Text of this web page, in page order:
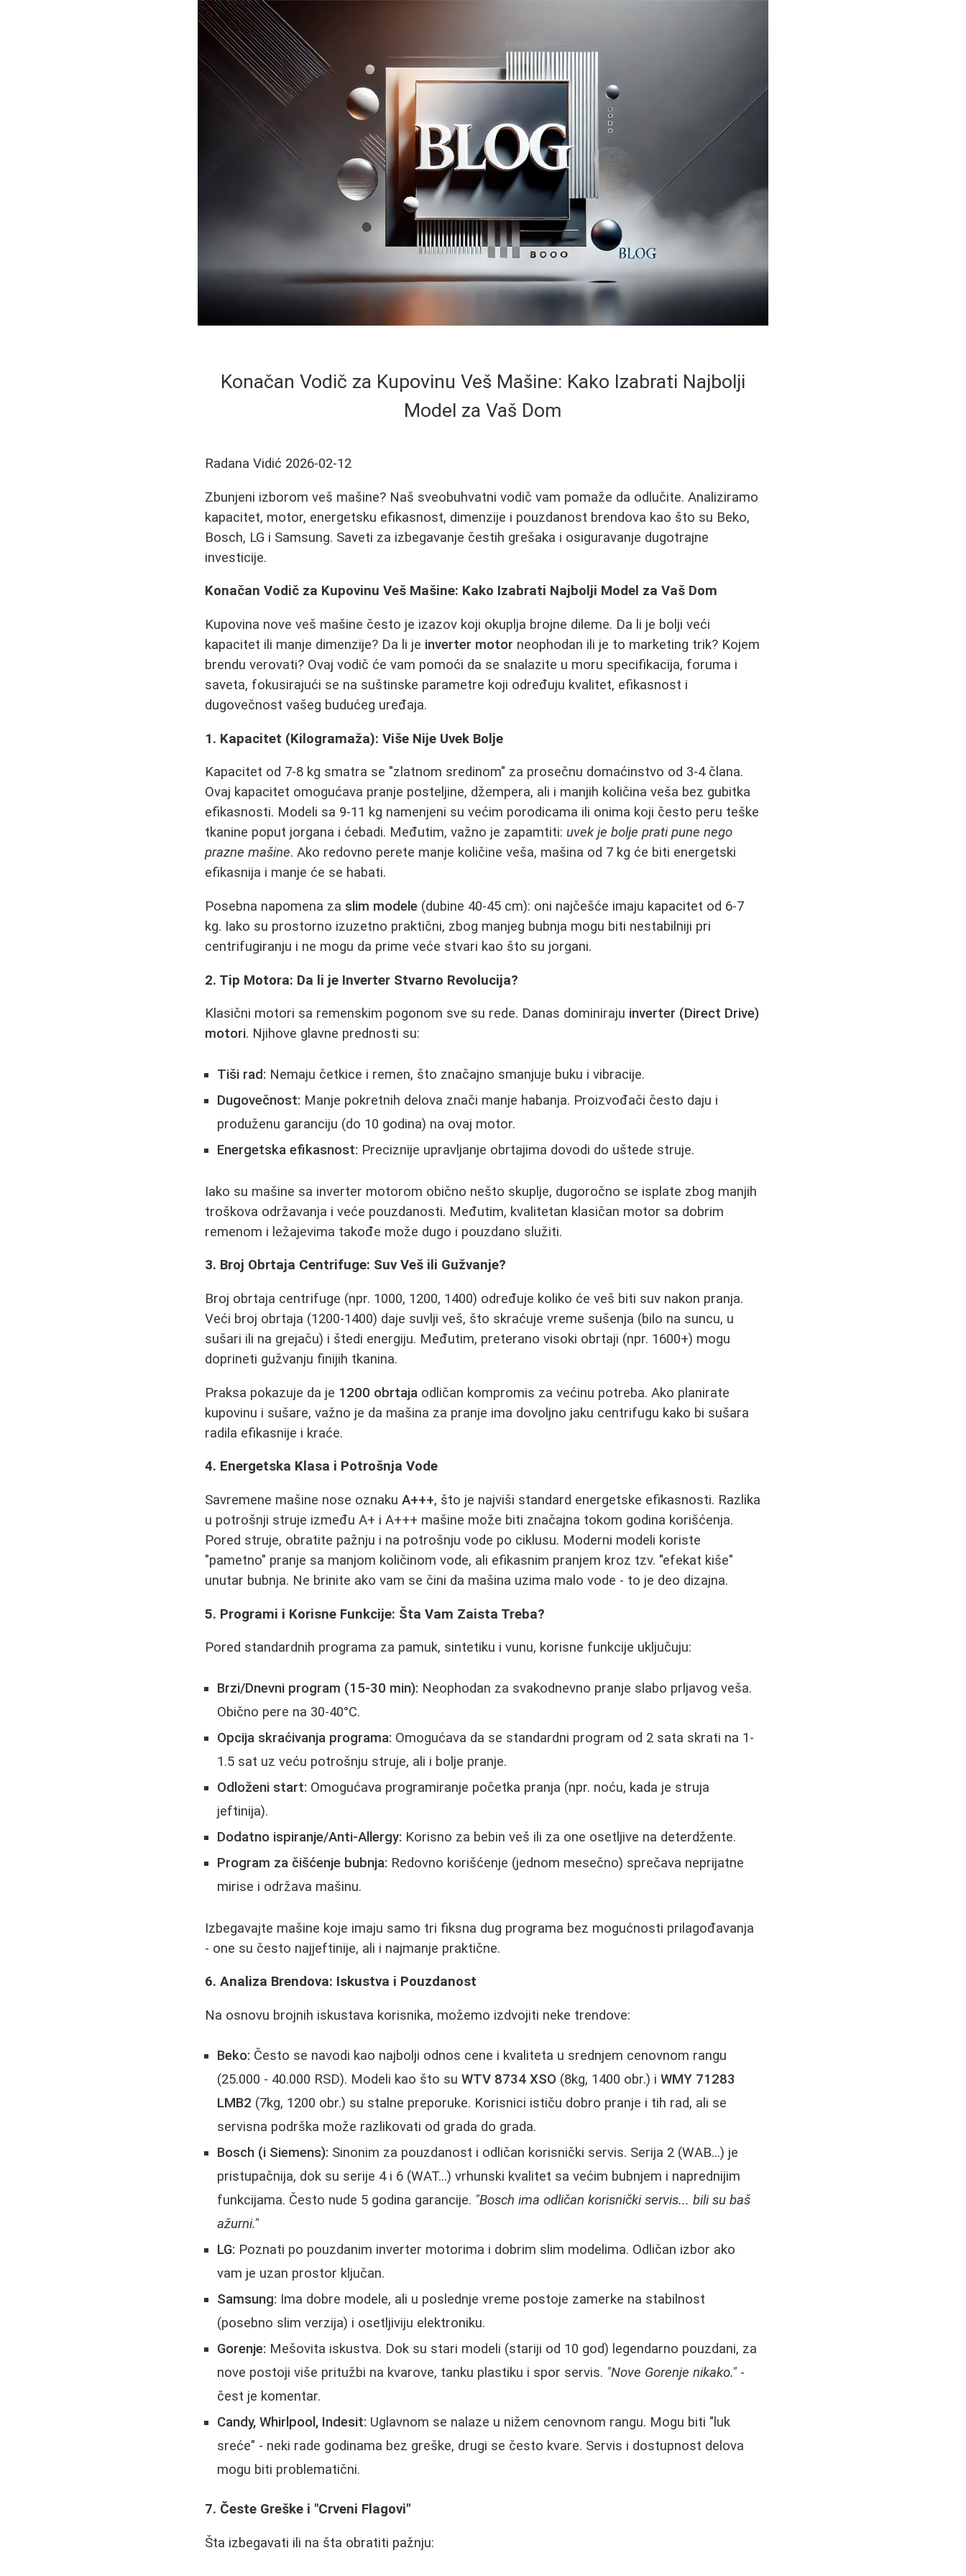
Konačan Vodič za Kupovinu Veš Mašine: Kako Izabrati Najbolji
Model za Vaš Dom
Radana Vidić 2026-02-12
Zbunjeni izborom veš mašine? Naš sveobuhvatni vodič vam pomaže da odlučite. Analiziramo
kapacitet, motor, energetsku efikasnost, dimenzije i pouzdanost brendova kao što su Beko,
Bosch, LG i Samsung. Saveti za izbegavanje čestih grešaka i osiguravanje dugotrajne
investicije.
Konačan Vodič za Kupovinu Veš Mašine: Kako Izabrati Najbolji Model za Vaš Dom
Kupovina nove veš mašine često je izazov koji okuplja brojne dileme. Da li je bolji veći
kapacitet ili manje dimenzije? Da li je inverter motor neophodan ili je to marketing trik? Kojem
brendu verovati? Ovaj vodič će vam pomoći da se snalazite u moru specifikacija, foruma i
saveta, fokusirajući se na suštinske parametre koji određuju kvalitet, efikasnost i
dugovečnost vašeg budućeg uređaja.
1. Kapacitet (Kilogramaža): Više Nije Uvek Bolje
Kapacitet od 7-8 kg smatra se "zlatnom sredinom" za prosečnu domaćinstvo od 3-4 člana.
Ovaj kapacitet omogućava pranje posteljine, džempera, ali i manjih količina veša bez gubitka
efikasnosti. Modeli sa 9-11 kg namenjeni su većim porodicama ili onima koji često peru teške
tkanine poput jorgana i ćebadi. Međutim, važno je zapamtiti: uvek je bolje prati pune nego
prazne mašine. Ako redovno perete manje količine veša, mašina od 7 kg će biti energetski
efikasnija i manje će se habati.
Posebna napomena za slim modele (dubine 40-45 cm): oni najčešće imaju kapacitet od 6-7
kg. Iako su prostorno izuzetno praktični, zbog manjeg bubnja mogu biti nestabilniji pri
centrifugiranju i ne mogu da prime veće stvari kao što su jorgani.
2. Tip Motora: Da li je Inverter Stvarno Revolucija?
Klasični motori sa remenskim pogonom sve su rede. Danas dominiraju inverter (Direct Drive)
motori. Njihove glavne prednosti su:
Tiši rad: Nemaju četkice i remen, što značajno smanjuje buku i vibracije.
Dugovečnost: Manje pokretnih delova znači manje habanja. Proizvođači često daju i
produženu garanciju (do 10 godina) na ovaj motor.
Energetska efikasnost: Preciznije upravljanje obrtajima dovodi do uštede struje.
Iako su mašine sa inverter motorom obično nešto skuplje, dugoročno se isplate zbog manjih
troškova održavanja i veće pouzdanosti. Međutim, kvalitetan klasičan motor sa dobrim
remenom i ležajevima takođe može dugo i pouzdano služiti.
3. Broj Obrtaja Centrifuge: Suv Veš ili Gužvanje?
Broj obrtaja centrifuge (npr. 1000, 1200, 1400) određuje koliko će veš biti suv nakon pranja.
Veći broj obrtaja (1200-1400) daje suvlji veš, što skraćuje vreme sušenja (bilo na suncu, u
sušari ili na grejaču) i štedi energiju. Međutim, preterano visoki obrtaji (npr. 1600+) mogu
doprineti gužvanju finijih tkanina.
Praksa pokazuje da je 1200 obrtaja odličan kompromis za većinu potreba. Ako planirate
kupovinu i sušare, važno je da mašina za pranje ima dovoljno jaku centrifugu kako bi sušara
radila efikasnije i kraće.
4. Energetska Klasa i Potrošnja Vode
Savremene mašine nose oznakuA+++, što je najviši standard energetske efikasnosti. Razlika
u potrošnji struje između A+ i A+++ mašine može biti značajna tokom godina korišćenja.
Pored struje, obratite pažnju i na potrošnju vode po ciklusu. Moderni modeli koriste
"pametno" pranje sa manjom količinom vode, ali efikasnim pranjem kroz tzv. "efekat kiše"
unutar bubnja. Ne brinite ako vam se čini da mašina uzima malo vode - to je deo dizajna.
5. Programi i Korisne Funkcije: Šta Vam Zaista Treba?
Pored standardnih programa za pamuk, sintetiku i vunu, korisne funkcije uključuju:
Brzi/Dnevni program (15-30 min): Neophodan za svakodnevno pranje slabo prljavog veša.
Obično pere na 30-40°C.
Opcija skraćivanja programa: Omogućava da se standardni program od 2 sata skrati na 1-
1.5 sat uz veću potrošnju struje, ali i bolje pranje.
Odloženi start: Omogućava programiranje početka pranja (npr. noću, kada je struja
jeftinija).
Dodatno ispiranje/Anti-Allergy: Korisno za bebin veš ili za one osetljive na deterdžente.
Program za čišćenje bubnja: Redovno korišćenje (jednom mesečno) sprečava neprijatne
mirise i održava mašinu.
Izbegavajte mašine koje imaju samo tri fiksna dug programa bez mogućnosti prilagođavanja
- one su često najjeftinije, ali i najmanje praktične.
6. Analiza Brendova: Iskustva i Pouzdanost
Na osnovu brojnih iskustava korisnika, možemo izdvojiti neke trendove:
Beko: Često se navodi kao najbolji odnos cene i kvaliteta u srednjem cenovnom rangu
(25.000 - 40.000 RSD). Modeli kao što suWTV 8734 XSO (8kg, 1400 obr.) iWMY 71283
LMB2 (7kg, 1200 obr.) su stalne preporuke. Korisnici ističu dobro pranje i tih rad, ali se
servisna podrška može razlikovati od grada do grada.
Bosch (i Siemens): Sinonim za pouzdanost i odličan korisnički servis. Serija 2 (WAB...) je
pristupačnija, dok su serije 4 i 6 (WAT...) vrhunski kvalitet sa većim bubnjem i naprednijim
funkcijama. Često nude 5 godina garancije. "Bosch ima odličan korisnički servis... bili su baš
ažurni."
LG: Poznati po pouzdanim inverter motorima i dobrim slim modelima. Odličan izbor ako
vam je uzan prostor ključan.
Samsung: Ima dobre modele, ali u poslednje vreme postoje zamerke na stabilnost
(posebno slim verzija) i osetljiviju elektroniku.
Gorenje: Mešovita iskustva. Dok su stari modeli (stariji od 10 god) legendarno pouzdani, za
nove postoji više pritužbi na kvarove, tanku plastiku i spor servis. "Nove Gorenje nikako." -
čest je komentar.
Candy, Whirlpool, Indesit: Uglavnom se nalaze u nižem cenovnom rangu. Mogu biti "luk
sreće" - neki rade godinama bez greške, drugi se često kvare. Servis i dostupnost delova
mogu biti problematični.
7. Česte Greške i "Crveni Flagovi"
Šta izbegavati ili na šta obratiti pažnju: